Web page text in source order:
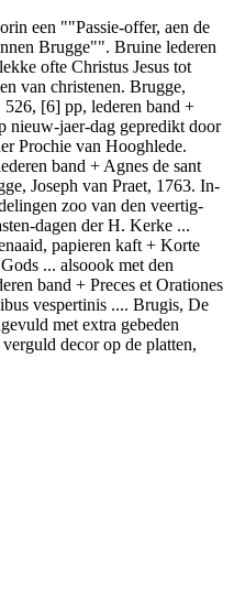
een ""Passie-offer, aen de
Brugge"". Bruine lederen
ofte Christus Jesus tot
van christenen. Brugge,
[6] pp, lederen band +
nieuw-jaer-dag gepredikt door
Prochie van Hooghlede.
band + Agnes de sant
Joseph van Praet, 1763. In-
zoo van den veertig-
dagen der H. Kerke ...
papieren kaft + Korte
... alsoook met den
band + Preces et Orationes
vespertinis .... Brugis, De
met extra gebeden
decor op de platten,